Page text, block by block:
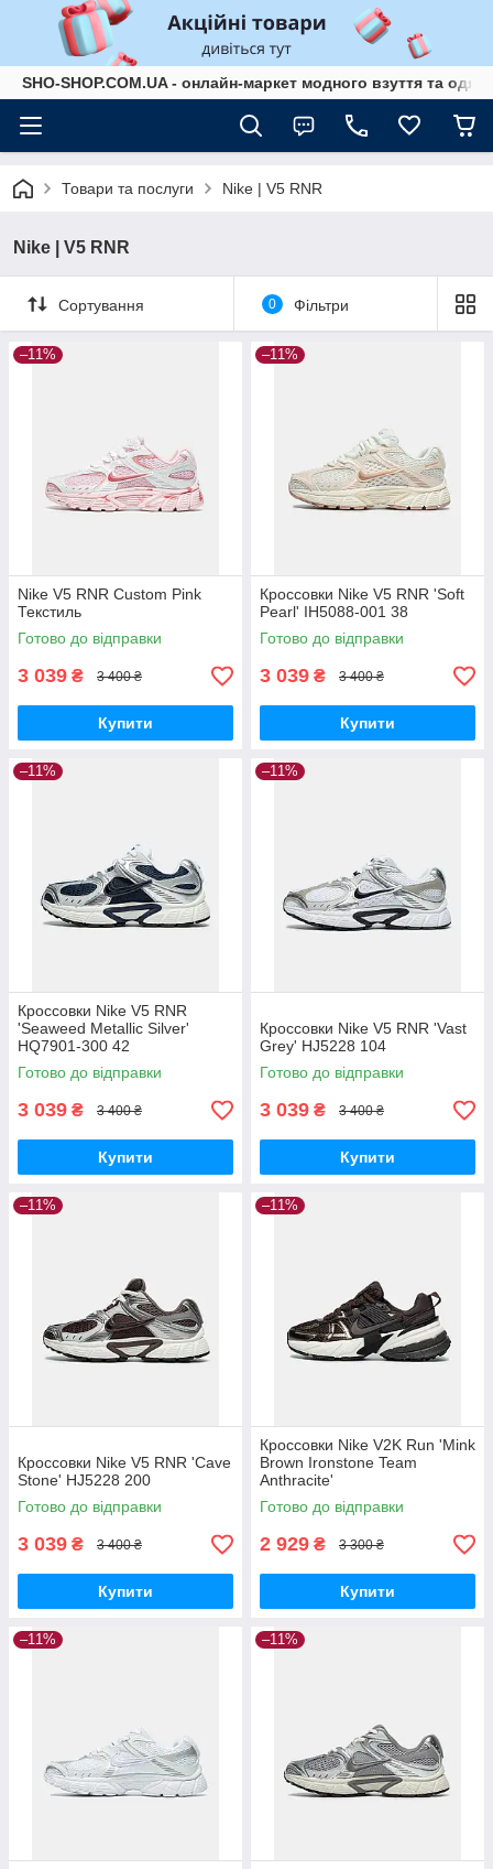
SHO-SHOP.COM.UA - онлайн-маркет модного взуття та
Товари та послуги Nike | V5 RNR
Nike | V5 RNR
Сортування 0 Фільтри
–11%
Nike V5 RNR Custom Pink
Текстиль
Готово до відправки
3 039 ₴ 3 400 ₴
Купити
–11%
Кроссовки Nike V5 RNR 'Soft
Pearl' IH5088-001 38
Готово до відправки
3 039 ₴ 3 400 ₴
Купити
–11%
Кроссовки Nike V5 RNR
'Seaweed Metallic Silver'
HQ7901-300 42
Готово до відправки
3 039 ₴ 3 400 ₴
Купити
–11%
Кроссовки Nike V5 RNR 'Vast
Grey' HJ5228 104
Готово до відправки
3 039 ₴ 3 400 ₴
Купити
–11%
Кроссовки Nike V5 RNR 'Cave
Stone' HJ5228 200
Готово до відправки
3 039 ₴ 3 400 ₴
Купити
–11%
Кроссовки Nike V2K Run 'Mink
Brown Ironstone Team
Anthracite'
Готово до відправки
2 929 ₴ 3 300 ₴
Купити
–11% –11%